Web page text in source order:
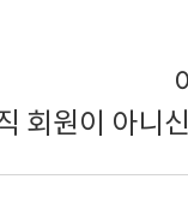
회원이 아니